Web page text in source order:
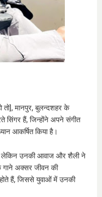
तो], मानपुर, बुलन्दशहर के
सिंगर हैं, जिन्होंने अपने संगीत
आकर्षित किया है।
लेकिन उनकी आवाज और शैली ने
गाने अक्सर जीवन की
हैं, जिससे युवाओं में उनकी